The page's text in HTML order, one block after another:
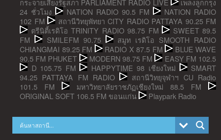
กระจายเสียงรัฐสภา PARLIAMENT RADIO LIVE
เพลงลูกกรุง
24 ชั่วโมง
NATION RADIO 90.5 FM
NATION RADIO
102 FM
สถานีวิทยุพัทยา CITY RADIO PATTAYA 90.25 FM
ตรีนิตี้เรดิโอ TRINITY RADIO 98.75 FM
SWEET 89.5
FM
SMILEFM 90.75
สมูท เรดิโอ SMOOTH RADIO
CHIANGMAI 89.25 FM
RADIO X 87.5 FM
BLUE WAVE
90.5 FM PHUKET
MODERN 98.75 FM
EASY FM 102.5
D 105.75 FM
HAPPYTIME 98 เชียงใหม่
SMART
94.25 PATTAYA FM RADIO
สถานีวิทยุจุฬาฯ CU Radio
101.5 FM
มหาวิทยาลัยราชภัฏเชียงใหม่ 88.5 FM
ORIGINAL SOFT 106.5 FM ขอนแก่น
Playpark Radio